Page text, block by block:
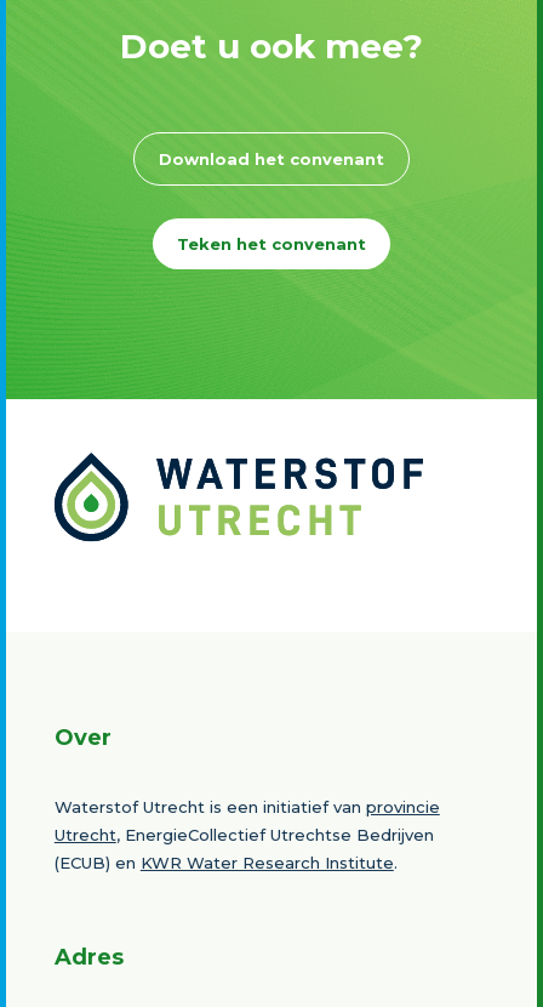
Doet u ook mee?
Download het convenant
Teken het convenant
Over
Waterstof Utrecht is een initiatief van provincie
Utrecht, EnergieCollectief Utrechtse Bedrijven
(ECUB) en KWR Water Research Institute.
Adres